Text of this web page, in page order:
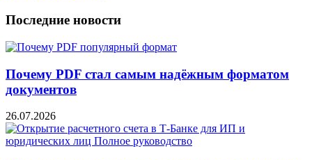
Последние новости
Почему PDF стал самым надёжным форматом
документов
26.07.2026